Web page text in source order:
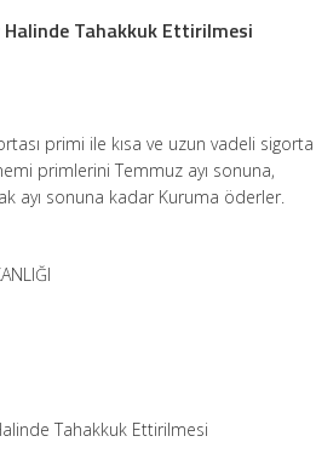
Halinde Tahakkuk Ettirilmesi
primi ile kısa ve uzun vadeli sigorta
primlerini Temmuz ayı sonuna,
ayı sonuna kadar Kuruma öderler.
Tahakkuk Ettirilmesi